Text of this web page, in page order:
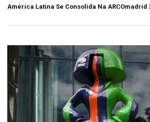
América Latina Se Consolida Na ARCOmadrid